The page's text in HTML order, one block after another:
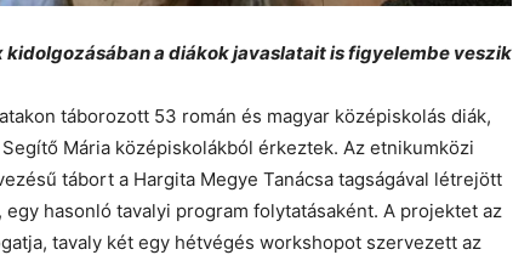
a diákok javaslatait is figyelembe veszik
táborozott 53 román és magyar középiskolás diák,
Mária középiskolákból érkeztek. Az etnikumközi
tábort a Hargita Megye Tanácsa tagságával létrejött
hasonló tavalyi program folytatásaként. A projektet az
tavaly két egy hétvégés workshopot szervezett az